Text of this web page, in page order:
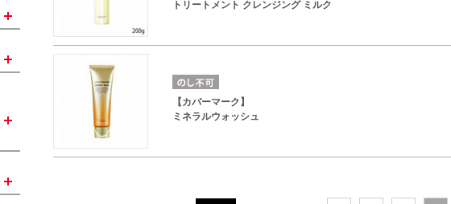
トリートメント クレンジング ミルク
【カバーマーク】
ミネラルウォッシュ